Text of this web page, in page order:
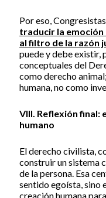
Por eso,
traducir la emoción
al filtro de la razón
puede y debe existir,
conceptuales del
como derecho
humana, no como
VIII. Reflexión final:
humano
El derecho civilista,
construir un sistema
de la persona. Esa
sentido egoísta, sino
creación humana